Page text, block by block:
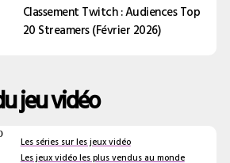
Classement Twitch : Audiences Top
20 Streamers (Février 2026)
jeu vidéo
Les séries sur les jeux vidéo
Les jeux vidéo les plus vendus au monde